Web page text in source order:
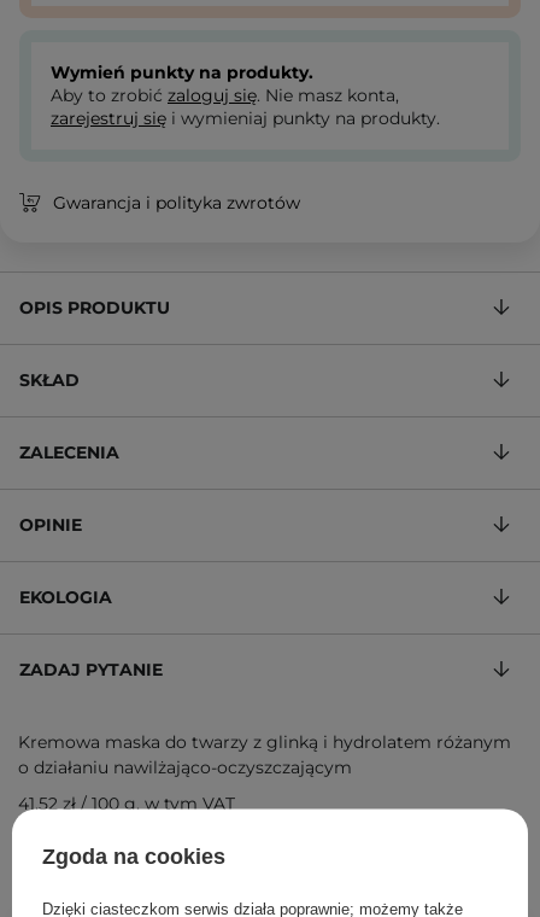
Wymień punkty na produkty.
Aby to zrobić zaloguj się. Nie masz konta,
zarejestruj się i wymieniaj punkty na produkty.
Gwarancja i polityka zwrotów
OPIS PRODUKTU
SKŁAD
ZALECENIA
OPINIE
EKOLOGIA
ZADAJ PYTANIE
Kremowa maska do twarzy z glinką i hydrolatem różanym
o działaniu nawilżająco-oczyszczającym
41,52 zł/100 g, w tym VAT
Zgoda na cookies
Dzięki ciasteczkom serwis działa poprawnie; możemy także